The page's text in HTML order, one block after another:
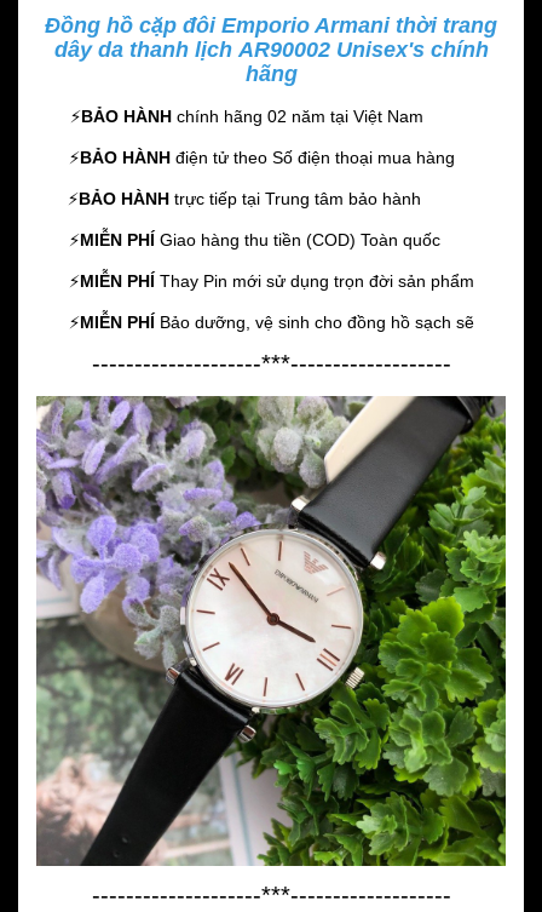
Đồng hồ cặp đôi Emporio Armani thời trang
dây da thanh lịch AR90002 Unisex's chính
hãng
⚡️BẢO HÀNH chính hãng 02 năm tại Việt Nam
⚡️BẢO HÀNH điện tử theo Số điện thoại mua hàng
⚡️BẢO HÀNH trực tiếp tại Trung tâm bảo hành
⚡️MIỄN PHÍ Giao hàng thu tiền (COD) Toàn quốc
⚡️MIỄN PHÍ Thay Pin mới sử dụng trọn đời sản phẩm
⚡️MIỄN PHÍ Bảo dưỡng, vệ sinh cho đồng hồ sạch sẽ
--------------------***-------------------
--------------------***-------------------